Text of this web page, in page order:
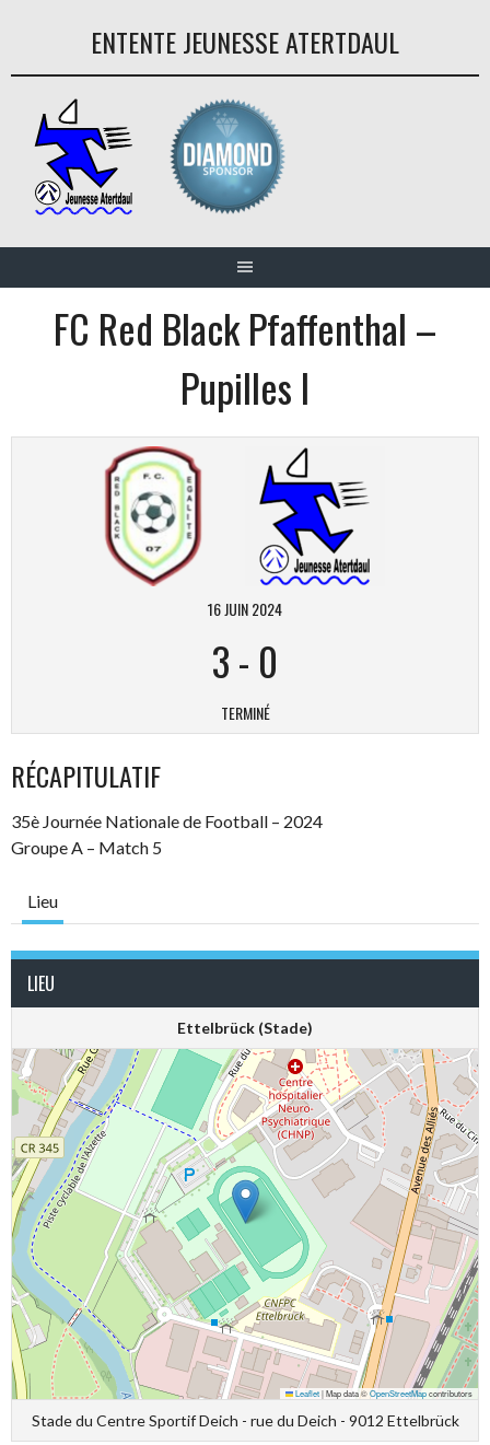
ENTENTE JEUNESSE ATERTDAUL
FC Red Black Pfaffenthal –
Pupilles I
16 JUIN 2024
3- 0
TERMINÉ
RÉCAPITULATIF
35è Journée Nationale de Football – 2024
Groupe A – Match 5
Lieu
LIEU
Ettelbrück (Stade)
Leaflet|Map data ©OpenStreetMapcontributors
Stade du Centre Sportif Deich - rue du Deich - 9012 Ettelbrück